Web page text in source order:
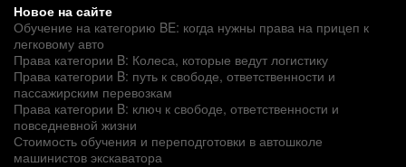
Новое на сайте
Обучение на категорию BE: когда нужны права на прицеп к
легковому авто
Права категории B: Колеса, которые ведут логистику
Права категории B: путь к свободе, ответственности и
пассажирским перевозкам
Права категории B: ключ к свободе, ответственности и
повседневной жизни
Стоимость обучения и переподготовки в автошколе
машинистов экскаватора